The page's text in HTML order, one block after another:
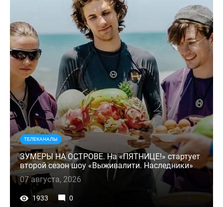
ТЕЛЕКАНАЛЫ
ЗУМЕРЫ НА ОСТРОВЕ. На «ПЯТНИЦЕ!» стартует
второй сезон шоу «Выживалити. Наследники»
07 августа, 2026
1933 0